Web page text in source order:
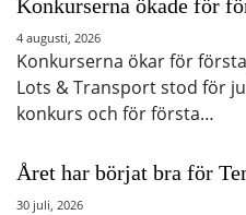
Konkurserna ökade för
4 augusti, 2026
Konkurserna ökar för
Lots & Transport stod för
konkurs och för första…
Året har börjat bra för
30 juli, 2026